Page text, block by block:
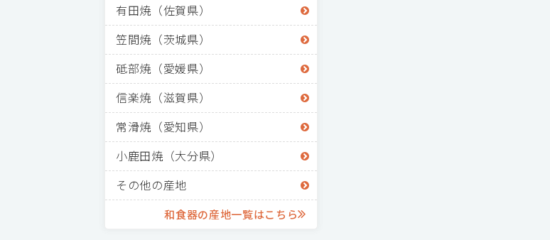
有田焼（佐賀県）
笠間焼（茨城県）
砥部焼（愛媛県）
信楽焼（滋賀県）
常滑焼（愛知県）
小鹿田焼（大分県）
その他の産地
和食器の産地一覧はこちら